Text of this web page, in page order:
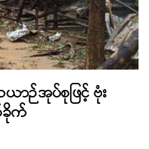
ာဉ်အုပ်စုဖြင့် ဗုံး
ခိုက်